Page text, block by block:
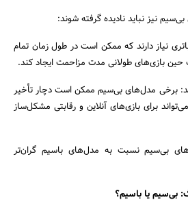
نیز نباید نادیده گرفته شوند:
نیاز دارند که ممکن است در طول زمان تمام
بازی‌های طولانی مدت مزاحمت ایجاد کند.
برخی مدل‌های بی‌سیم ممکن است دچار تأخیر
برای بازی‌های آنلاین و رقابتی مشکل‌ساز
بی‌سیم نسبت به مدل‌های باسیم گران‌تر
بی‌سیم یا باسیم؟